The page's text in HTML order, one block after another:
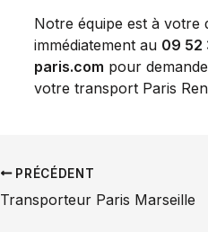
Notre équipe est à votre
immédiatement au 09 52
paris.com pour
votre transport Paris
Navigation
des
PRÉCÉDENT
Transporteur Paris Marseille